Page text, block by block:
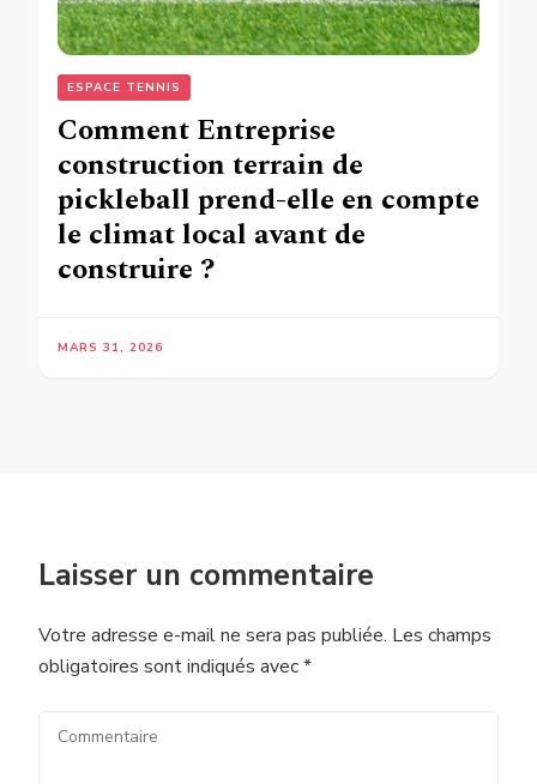
ESPACE TENNIS
Comment Entreprise
construction terrain de
pickleball prend-elle en compte
le climat local avant de
construire ?
MARS 31, 2026
Laisser un commentaire
Votre adresse e-mail ne sera pas publiée. Les champs
obligatoires sont indiqués avec*